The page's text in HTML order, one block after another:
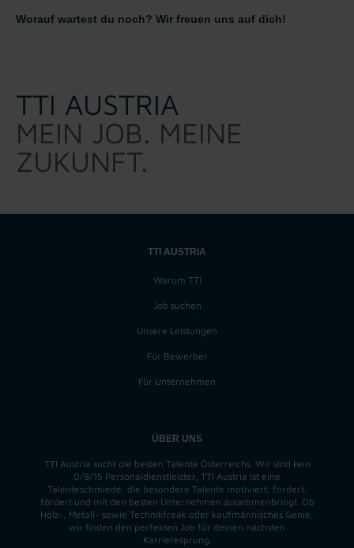
Worauf wartest du noch? Wir freuen uns auf dich!
TTI AUSTRIA
MEIN JOB. MEINE
ZUKUNFT.
TTI AUSTRIA
Warum TTI
Job suchen
Unsere Leistungen
Für Bewerber
Für Unternehmen
ÜBER UNS
TTI Austria sucht die besten Talente Österreichs. Wir sind kein
0/8/15 Personaldienstleister, TTI Austria ist eine
Talenteschmiede, die besondere Talente motiviert, fordert,
fördert und mit den besten Unternehmen zusammenbringt. Ob
Holz-, Metall- sowie Technikfreak oder kaufmännisches Genie,
wir finden den perfekten Job für deinen nächsten
Karrieresprung.